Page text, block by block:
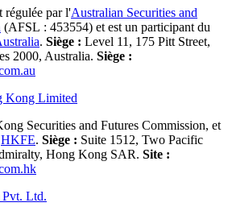
régulée par l'Australian Securities and
(AFSL : 453554) et est un participant du
. Siège : Level 11, 175 Pitt Street,
2000, Australia. Siège :
Kong Limited
Securities and Futures Commission, et
HKFE. Siège : Suite 1512, Two Pacific
Hong Kong SAR. Site :
Ltd.